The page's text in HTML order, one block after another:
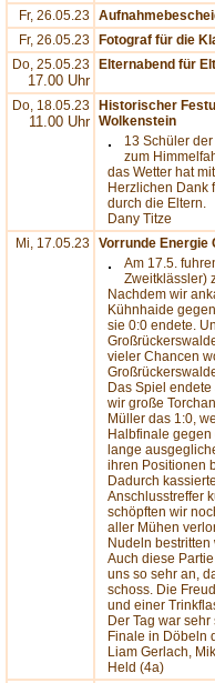
Fr, 26.05.23
Fr, 26.05.23
Fotograf für die
Do, 25.05.23
17.00 Uhr
Elternabend für
Do, 18.05.23
11.00 Uhr
Historischer
Wolkenstein
13 Schüler
zum
das Wetter hat
Herzlichen Dank
durch die Eltern.
Dany Titze
Mi, 17.05.23 Vorrunde Energie
Am 17.5.
Zweitklässler)
Nachdem wir
Kühnhaide
sie 0:0 endete.
vieler Chancen
Das Spiel
wir große
Müller das 1:0,
Halbfinale
lange
ihren Positionen
Dadurch
Anschlusstreffer
schöpften wir
aller Mühen
Nudeln
Auch diese
uns so sehr an,
schoss. Die
und einer
Der Tag war
Finale in Döbeln
Liam Gerlach,
Held (4a)